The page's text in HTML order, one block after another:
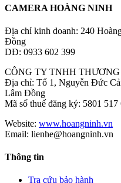
CAMERA HOÀNG NINH
Địa chỉ kinh doanh: 240
Đồng
DĐ: 0933 602 399
CÔNG TY TNHH
Địa chỉ: Tổ 1, Nguyễn Đức
Lâm Đồng
Mã số thuế đăng ký: 5801 517
Website: www.hoangninh.vn
Email: lienhe@hoangninh.vn
Thông tin
Tra cứu bảo hành